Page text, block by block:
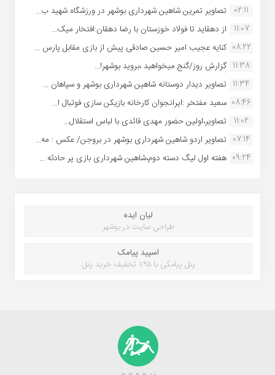
02:11
تصاویر تمرین شاهین شهردارى بوشهر در ورزشگاه شهید ب...
11:07
از دهقاید تا فولاد خوزستان با رضا دهقان:افتخار میک...
08:22 کنایه عجیب امیر حسین صادقی پیش از بازی مقابل پارس ...
11:38 گزارش روز/گنج میخواهید ،بروید بوشهر!...
11:34 تصاویر دیدار دوستانه شاهین شهردارى بوشهر و سپاهان ...
08:46 سعید مفتخر :ایرانجوان کارخانه بازیکن سازی فوتبال ا...
11:02
تصاویر،اولین حضور مهدی قائدی با لباس استقلال...
07:14 تصاویر اردو شاهین شهرداری بوشهر در بروجن/ عکس : مه...
09:24 هفته اول لیگ دسته دوم،شاهین شهرداری بازی پر حادثه ...
لیان ایده
طراحی سایت در بوشهر
اسپید پیامک
پنل پیامکی با ۹۵٪ تخفیف خرید پنل